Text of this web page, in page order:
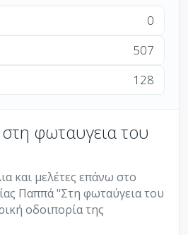
0
507
128
φωταυγεια του
και μελέτες επάνω στο
Παππά "Στη φωταύγεια του
οδοιπορία της